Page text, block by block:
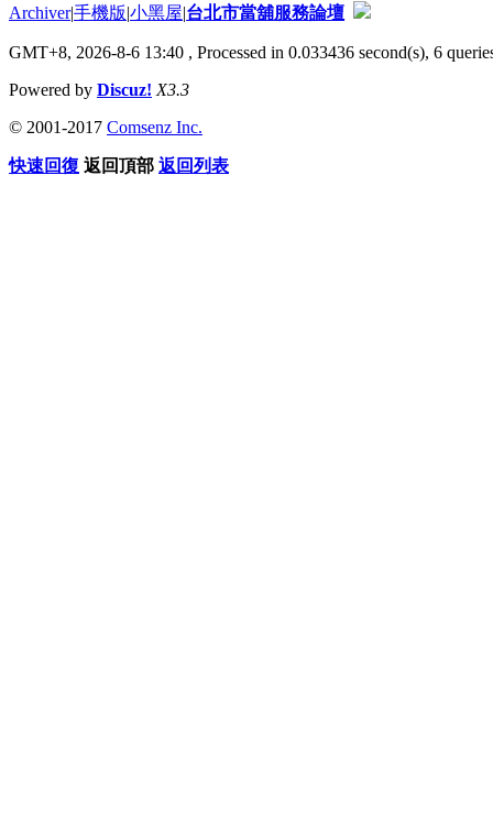
Archiver|手機版|小黑屋|台北市當舖服務論壇
GMT+8, 2026-8-6 13:40 , Processed in 0.033436 second(s), 6
Powered by Discuz! X3.3
© 2001-2017 Comsenz Inc.
快速回復 返回頂部 返回列表